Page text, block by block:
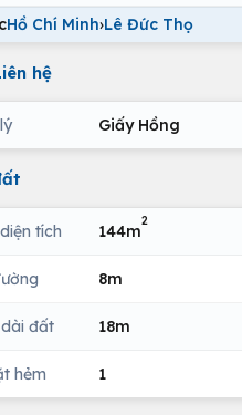
Hồ Chí Minh›Lê Đức Thọ
hệ
Giấy Hồng
tích 144m
2
8m
dài đất 18m
hẻm 1